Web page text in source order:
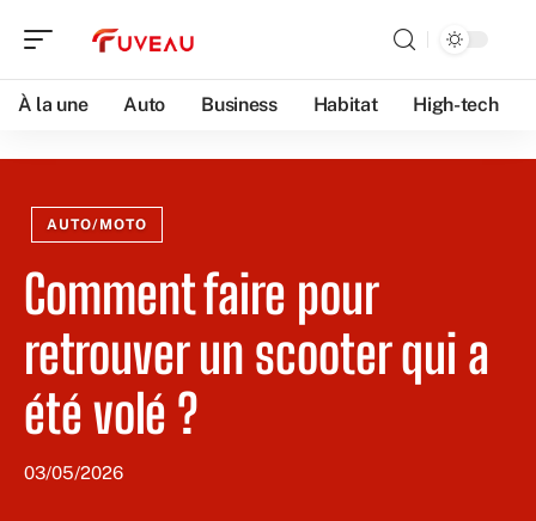
À la une Auto Business Habitat High-tech
AUTO/MOTO
Comment faire pour
retrouver un scooter qui a
été volé ?
03/05/2026